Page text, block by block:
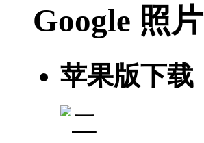
Google 照片
苹果版下载